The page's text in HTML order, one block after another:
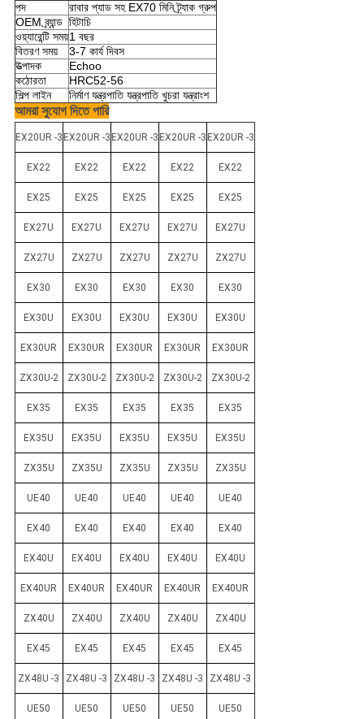
পদ
রাবার প্যাড সহ EX70 মিনি ট্র্যাক গ্রুপ
OEM ব্র্যান্ড হিটাচি
ওয়্যারেন্টি সময়1 বছর
বিতরণ সময়
3-7 কার্য দিবস
উত্পাদক
Echoo
কঠোরতা
HRC52-56
শিল্প লাইন
নির্মাণ যন্ত্রপাতি যন্ত্রপাতি খুচরা যন্ত্রাংশ
আমরা সুযোগ দিতে পারি
EX20UR -3 EX20UR -3 EX20UR -3 EX20UR -3 EX20UR -3
EX22 EX22 EX22 EX22 EX22
EX25 EX25 EX25 EX25 EX25
EX27U EX27U EX27U EX27U EX27U
ZX27U ZX27U ZX27U ZX27U ZX27U
EX30 EX30 EX30 EX30 EX30
EX30U EX30U EX30U EX30U EX30U
EX30UR EX30UR EX30UR EX30UR EX30UR
ZX30U-2 ZX30U-2 ZX30U-2 ZX30U-2 ZX30U-2
EX35 EX35 EX35 EX35 EX35
EX35U EX35U EX35U EX35U EX35U
ZX35U ZX35U ZX35U ZX35U ZX35U
UE40 UE40 UE40 UE40 UE40
EX40 EX40 EX40 EX40 EX40
EX40U EX40U EX40U EX40U EX40U
EX40UR EX40UR EX40UR EX40UR EX40UR
ZX40U ZX40U ZX40U ZX40U ZX40U
EX45 EX45 EX45 EX45 EX45
ZX48U -3 ZX48U -3 ZX48U -3 ZX48U -3 ZX48U -3
UE50 UE50 UE50 UE50 UE50